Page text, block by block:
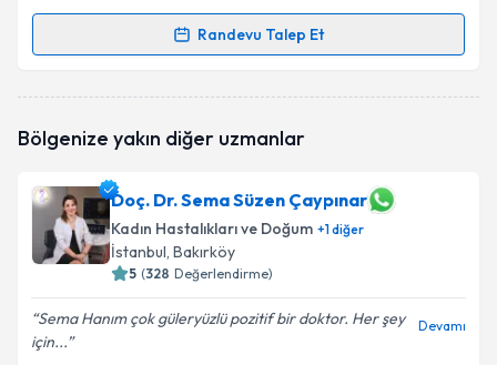
Randevu Talep Et
Randevu Takvimi Talebi
oluşturun. Size bu uzmandan randevu almanız için bir
E-posta Adresiniz
Kişisel verilerimin işlenmesine ilişkinAydınlatma
Bölgenize yakın diğer uzmanlar
Doç. Dr. Sema Süzen Çaypınar
Kadın Hastalıkları ve Doğum +1diğer
İstanbul, Bakırköy
5 (328 Değerlendirme)
Sema Hanım çok güleryüzlü pozitif bir doktor. Her şey
için...
Devamı